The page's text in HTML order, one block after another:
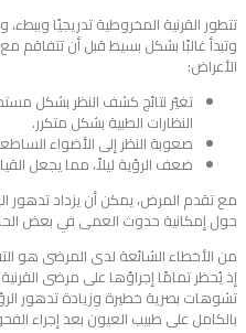
تتطور القرنية المخروطية تدريجيًا
وتبدأ غالبًا بشكل بسيط قبل أن تتفاقم
الأعراض:
تغيّر نتائج كشف النظر بشكل
النظارات الطبية بشكل متكرر.
صعوبة النظر إلى الأضواء
ضعف الرؤية ليلاً، مما يجعل
مع تقدم المرض، يمكن أن يزداد تدهور
حول إمكانية حدوث العمى في بعض
من الأخطاء الشائعة لدى المرضى هو
إذ يُحظر تمامًا إجراؤها على مرضى
تشوهات بصرية خطيرة وزيادة تدهور
بالكامل على طبيب العيون بعد إجراء